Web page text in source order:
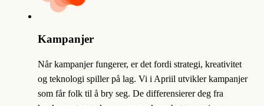
Kampanjer
Når kampanjer fungerer, er det fordi strategi, kreativitet
og teknologi spiller på lag. Vi i Apriil utvikler kampanjer
som får folk til å bry seg. De differensierer deg fra